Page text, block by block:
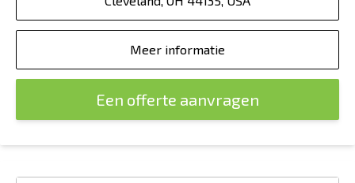
Meer informatie
Een offerte aanvragen